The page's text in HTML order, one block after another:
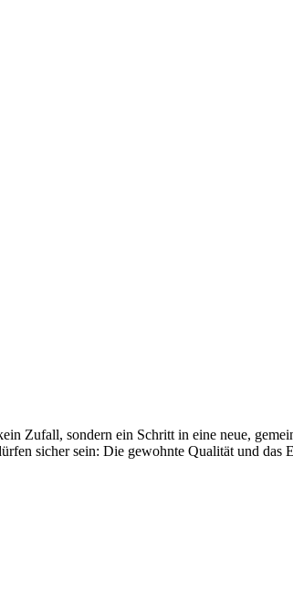
Zufall, sondern ein Schritt in eine neue,
sicher sein: Die gewohnte Qualität und das